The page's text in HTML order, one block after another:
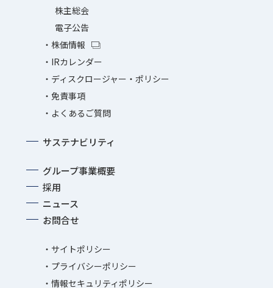
株主総会
電子公告
株価情報
IRカレンダー
ディスクロージャー・ポリシー
免責事項
よくあるご質問
サステナビリティ
グループ事業概要
採用
ニュース
お問合せ
サイトポリシー
プライバシーポリシー
情報セキュリティポリシー